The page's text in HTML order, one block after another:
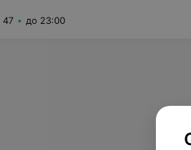
47 до 23:00